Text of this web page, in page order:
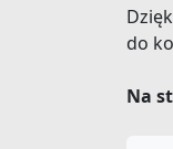
do
Na